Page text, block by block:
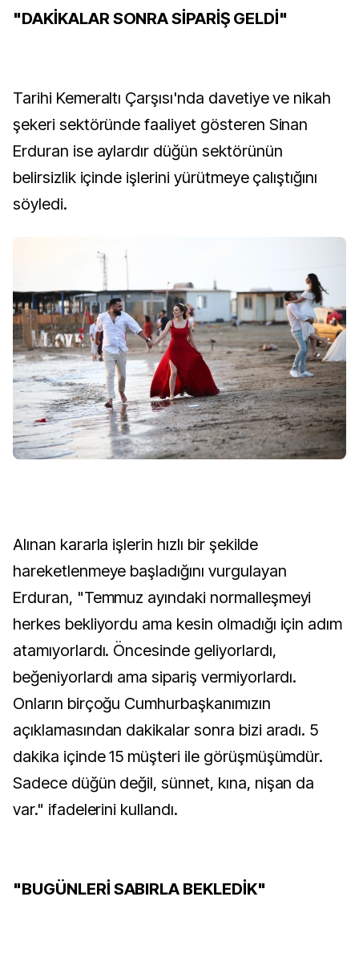
"DAKİKALAR SONRA SİPARİŞ GELDİ"
Tarihi Kemeraltı Çarşısı'nda davetiye ve nikah
şekeri sektöründe faaliyet gösteren Sinan
Erduran ise aylardır düğün sektörünün
belirsizlik içinde işlerini yürütmeye çalıştığını
söyledi.
Alınan kararla işlerin hızlı bir şekilde
hareketlenmeye başladığını vurgulayan
Erduran, "Temmuz ayındaki normalleşmeyi
herkes bekliyordu ama kesin olmadığı için adım
atamıyorlardı. Öncesinde geliyorlardı,
beğeniyorlardı ama sipariş vermiyorlardı.
Onların birçoğu Cumhurbaşkanımızın
açıklamasından dakikalar sonra bizi aradı. 5
dakika içinde 15 müşteri ile görüşmüşümdür.
Sadece düğün değil, sünnet, kına, nişan da
var." ifadelerini kullandı.
"BUGÜNLERİ SABIRLA BEKLEDİK"